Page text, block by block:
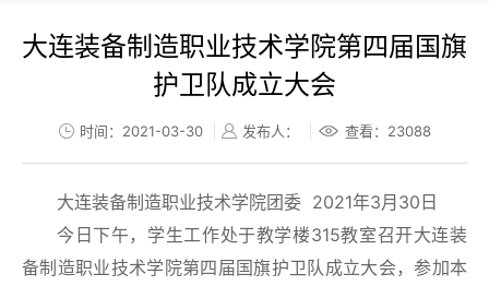
大连装备制造职业技术学院第四届国旗
护卫队成立大会
时间：2021-03-30 发布人： 查看： 23088
大连装备制造职业技术学院团委 2021年3月30日
今日下午，学生工作处于教学楼315教室召开大连装
备制造职业技术学院第四届国旗护卫队成立大会，参加本